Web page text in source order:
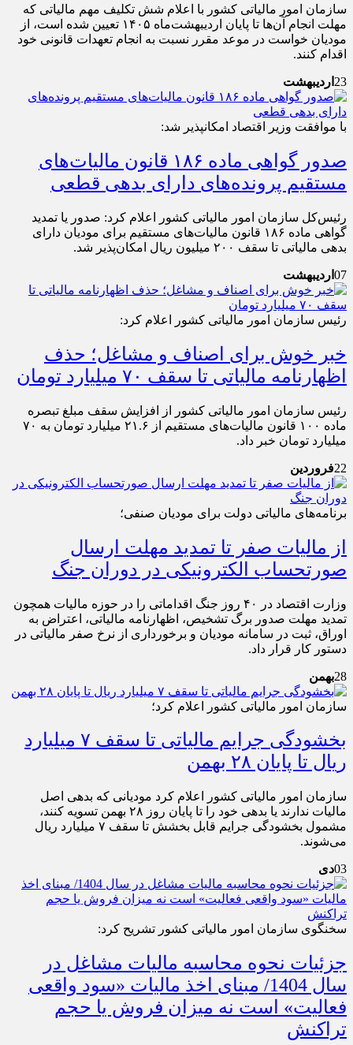
سازمان امور مالیاتی کشور با اعلام شش تکلیف مهم مالیاتی که
مهلت انجام آن‌ها تا پایان اردیبهشت‌ماه ۱۴۰۵ تعیین شده است، از
مودیان خواست در موعد مقرر نسبت به انجام تعهدات قانونی خود
اقدام کنند.
23 اردیبهشت
با موافقت وزیر اقتصاد امکان‎پذیر شد:
صدور گواهی ماده ۱۸۶ قانون مالیات‌های
مستقیم پرونده‌های دارای بدهی قطعی
رئیس‌کل سازمان امور مالیاتی کشور اعلام کرد: صدور یا تمدید
گواهی ماده ۱۸۶ قانون مالیات‌های مستقیم برای مودیان دارای
بدهی مالیاتی تا سقف ۲۰۰ میلیون ریال امکان‌پذیر شد.
07 اردیبهشت
رئیس سازمان امور مالیاتی کشور اعلام کرد:
خبر خوش برای اصناف و مشاغل؛ حذف
اظهارنامه مالیاتی تا سقف ۷۰ میلیارد تومان
رئیس سازمان امور مالیاتی کشور از افزایش سقف مبلغ تبصره
ماده ۱۰۰ قانون مالیات‌های مستقیم از ۲۱.۶ میلیارد تومان به ۷۰
میلیارد تومان خبر داد.
22فروردین
برنامه‌های مالیاتی دولت برای مودیان صنفی؛
از مالیات صفر تا تمدید مهلت ارسال
صورتحساب الکترونیکی در دوران جنگ
وزارت اقتصاد در ۴۰ روز جنگ اقداماتی را در حوزه مالیات همچون
تمدید مهلت صدور برگ تشخیص، اظهارنامه مالیاتی، اعتراض به
اوراق، ثبت در سامانه مودیان و برخورداری از نرخ صفر مالیاتی در
دستور کار قرار داد.
28بهمن
سازمان امور مالیاتی کشور اعلام کرد؛
بخشودگی جرایم مالیاتی تا سقف ۷ میلیارد
ریال تا پایان ۲۸ بهمن
سازمان امور مالیاتی کشور اعلام کرد مودیانی که بدهی اصل
مالیات ندارند یا بدهی خود را تا پایان روز ۲۸ بهمن تسویه کنند،
مشمول بخشودگی جرایم قابل بخشش تا سقف ۷ میلیارد ریال
می‌شوند.
03دی
سخنگوی سازمان امور مالیاتی کشور تشریح کرد:
جزئیات نحوه محاسبه مالیات مشاغل در
سال 1404/ مبنای اخذ مالیات «سود واقعی
فعالیت» است نه میزان فروش یا حجم
تراکنش